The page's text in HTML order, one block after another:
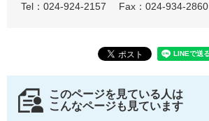
Tel：024-924-2157
Fax：024-934-2860
このページを見ている人は
こんなページも見ています